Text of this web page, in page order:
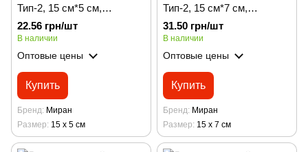
Тип-2, 15 см*5 см,
полиэстер/ Миран
22.56 грн/шт
В наличии
Оптовые цены
Купить
Бренд Миран
Размер 15 х 5 см
Тип-2, 15 см*7 см,
полиэстер / Миран
31.50 грн/шт
В наличии
Оптовые цены
Купить
Бренд Миран
Размер 15 х 7 см